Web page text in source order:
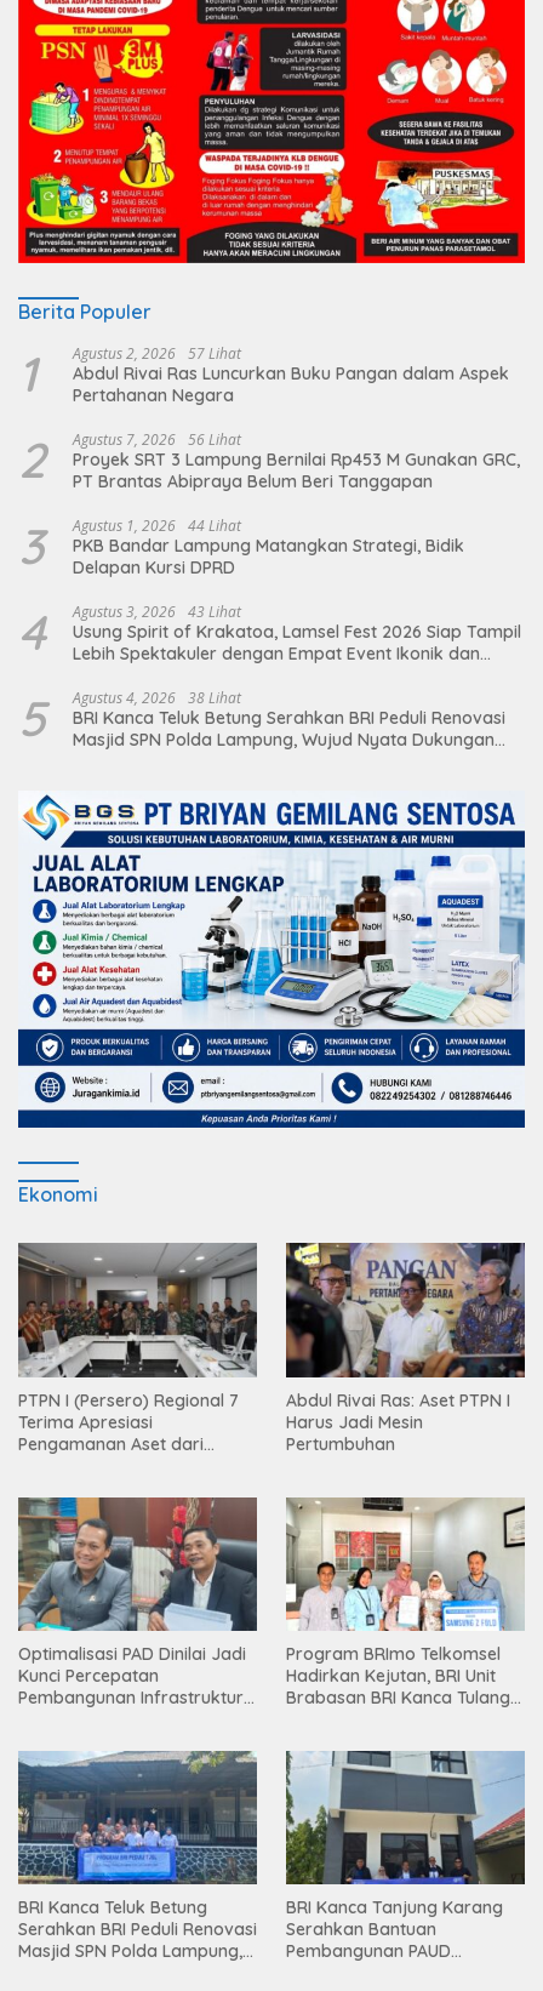
Berita Populer
1 Agustus 2, 2026 57 Lihat
Abdul Rivai Ras Luncurkan Buku Pangan dalam Aspek
Pertahanan Negara
2 Agustus 7, 2026 56 Lihat
Proyek SRT 3 Lampung Bernilai Rp453 M Gunakan GRC,
PT Brantas Abipraya Belum Beri Tanggapan
3 Agustus 1, 2026 44 Lihat
PKB Bandar Lampung Matangkan Strategi, Bidik
Delapan Kursi DPRD
4 Agustus 3, 2026 43 Lihat
Usung Spirit of Krakatoa, Lamsel Fest 2026 Siap Tampil
Lebih Spektakuler dengan Empat Event Ikonik dan
5 Agustus 4, 2026 38 Lihat
BRI Kanca Teluk Betung Serahkan BRI Peduli Renovasi
Masjid SPN Polda Lampung, Wujud Nyata Dukungan
Ekonomi
PTPN I (Persero) Regional 7
Terima Apresiasi
Pengamanan Aset dari
Abdul Rivai Ras: Aset PTPN I
Harus Jadi Mesin
Pertumbuhan
Optimalisasi PAD Dinilai Jadi
Kunci Percepatan
Pembangunan Infrastruktur
Program BRImo Telkomsel
Hadirkan Kejutan, BRI Unit
Brabasan BRI Kanca Tulang
Mesuji
BRI Kanca Teluk Betung
Serahkan BRI Peduli Renovasi
Masjid SPN Polda Lampung,
BRI Kanca Tanjung Karang
Serahkan Bantuan
Pembangunan PAUD